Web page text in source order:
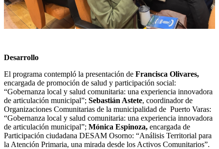
Desarrollo
El programa contempló la presentación de Francisca Olivares,
encargada de promoción de salud y participación social:
“Gobernanza local y salud comunitaria: una experiencia innovadora
de articulación municipal”; Sebastián Astete, coordinador de
Organizaciones Comunitarias de la municipalidad de Puerto Varas:
“Gobernanza local y salud comunitaria: una experiencia innovadora
de articulación municipal”; Mónica Espinoza, encargada de
Participación ciudadana DESAM Osorno: “Análisis Territorial para
la Atención Primaria, una mirada desde los Activos Comunitarios”.